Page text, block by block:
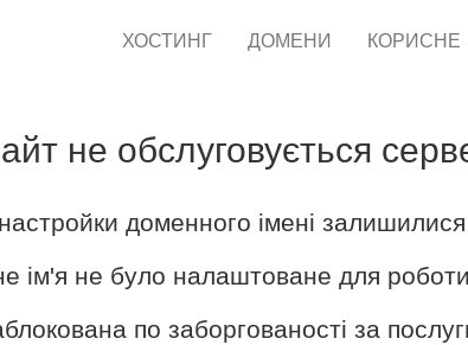
ХОСТИНГ ДОМЕНИ КОРИСНЕ
не обслуговується
доменного імені
ім'я не було налаштоване для
по заборгованості за